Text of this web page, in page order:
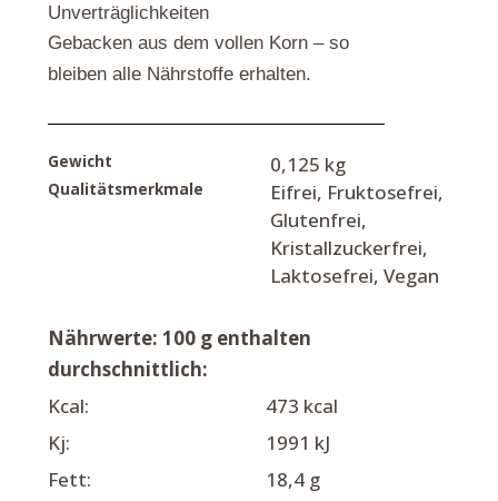
Unverträglichkeiten
Gebacken aus dem vollen Korn – so
bleiben alle Nährstoffe erhalten.
Gewicht 0,125 kg
Qualitätsmerkmale
Eifrei, Fruktosefrei,
Glutenfrei,
Kristallzuckerfrei,
Laktosefrei, Vegan
Nährwerte: 100 g enthalten
durchschnittlich:
Kcal:
473 kcal
Kj:
1991 kJ
Fett:
18,4 g